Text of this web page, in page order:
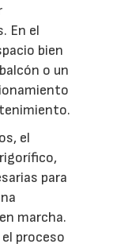
En el
bien
o un
el
para
marcha.
proceso